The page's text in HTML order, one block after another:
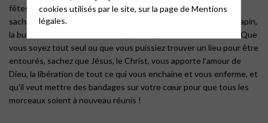
fêtes de Noël et du Nouvel-An sont des moments détestés,
sachez que celui qui vient à Noël ne vient pas d’abord pour le sapin,
la buche et les cadeaux. Il vient pour réparer votre cœur brisé. Que
vous soyez tout seul ou que vous puissiez trouver un lieu pour être
entourés, sachez que Jésus, le Christ, vous apporte l’amour de
Dieu, la libération de tout ce qui vous enchaine et vous enferme, et
qu’il veut mettre des bandages sur votre cœur pour que tous les
morceaux soient à nouveau réunis !
cookies utilisés par le site, sur la page deMentions
légales.